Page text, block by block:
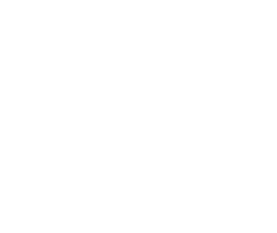
termicamente em EPS